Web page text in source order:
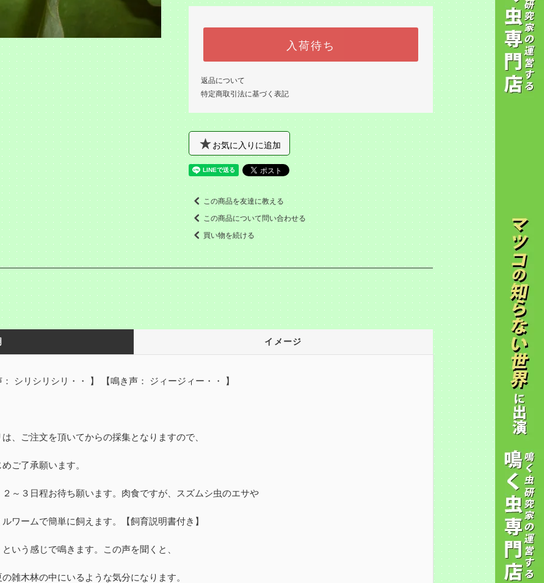
入荷待ち
返品について
特定商取引法に基づく表記
お気に入りに追加
この商品を友達に教える
この商品について問い合わせる
買い物を続ける
イメージ
： シリシリシリ・・ 】 【鳴き声： ジィージィー・・ 】
、ご注文を頂いてからの採集となりますので、
ご了承願います。
２～３日程お待ち願います。肉食ですが、スズムシ虫のエサや
ワームで簡単に飼えます。【飼育説明書付き】
という感じで鳴きます。この声を聞くと、
の雑木林の中にいるような気分になります。